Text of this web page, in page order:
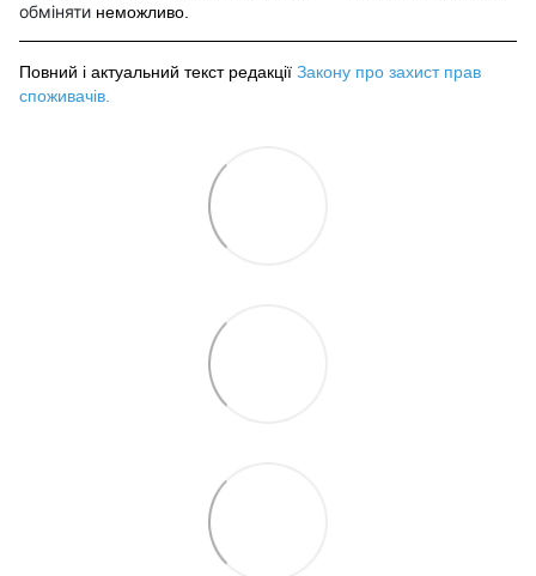
обміняти неможливо.
Повний і актуальний текст редакції Закону про захист прав
споживачів.